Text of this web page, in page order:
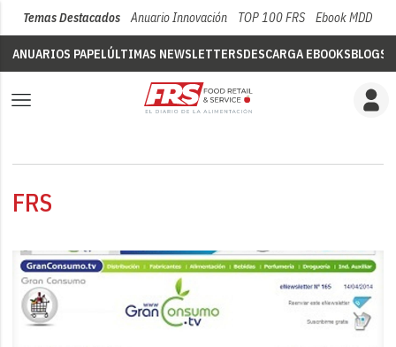
Temas Destacados Anuario Innovación TOP 100 FRS Ebook MDD
ANUARIOS PAPELÚLTIMAS NEWSLETTERSDESCARGA EBOOKSBLOGS
FRS